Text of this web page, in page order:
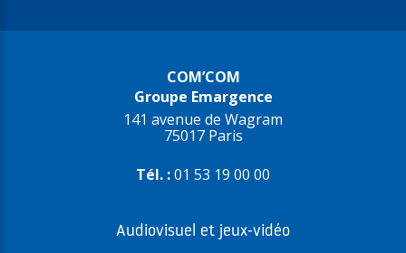
COM’COM
Groupe Emargence
141 avenue de Wagram
75017 Paris
Tél. :01 53 19 00 00
Audiovisuel et jeux-vidéo